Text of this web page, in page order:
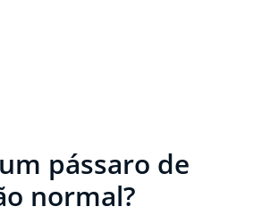
pássaro de
normal?